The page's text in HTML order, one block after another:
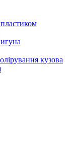
кузова